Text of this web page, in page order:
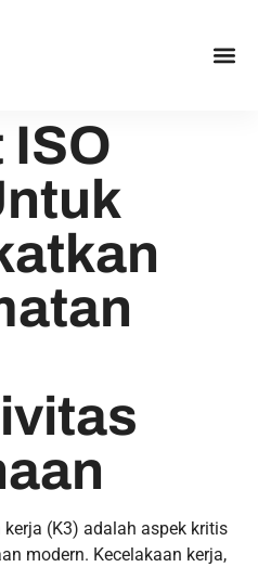
ISO
(K3) adalah aspek kritis
modern. Kecelakaan kerja,